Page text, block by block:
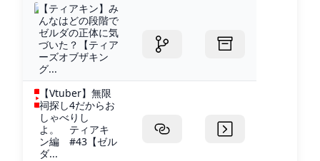
【ティアキン】み
んなはどの段階で
ゼルダの正体に気
づいた？【ティア
ーズオブザキン
グ...
【Vtuber】無限
祠探し4だからお
しゃべりし
よ。 ティアキ
ン編 #43【ゼル
ダ...